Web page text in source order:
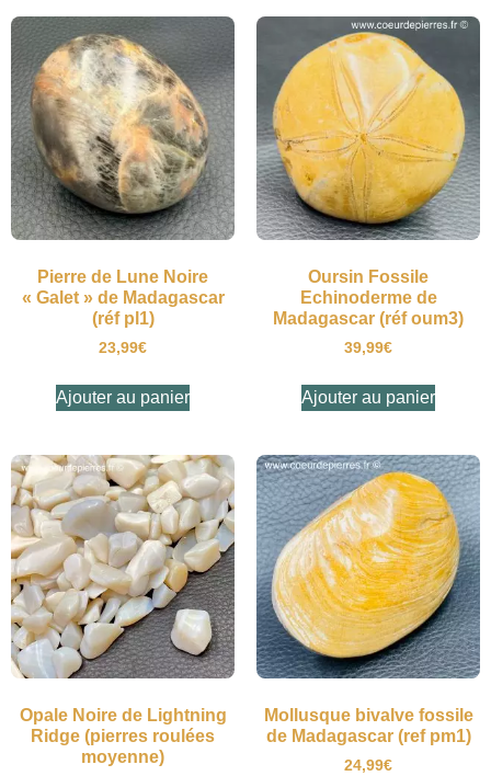
Pierre de Lune Noire
« Galet » de Madagascar
(réf pl1)
23,99€
Ajouter au panier
Oursin Fossile
Echinoderme de
Madagascar (réf oum3)
39,99€
Ajouter au panier
Opale Noire de Lightning
Ridge (pierres roulées
moyenne)
Mollusque bivalve fossile
de Madagascar (ref pm1)
24,99€